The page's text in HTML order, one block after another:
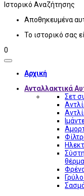
Ιστορικό Αναζήτησης
Αποθηκευμένα
Το ιστορικό σας
0
Αρχική
Ανταλλακτικά
Σετ